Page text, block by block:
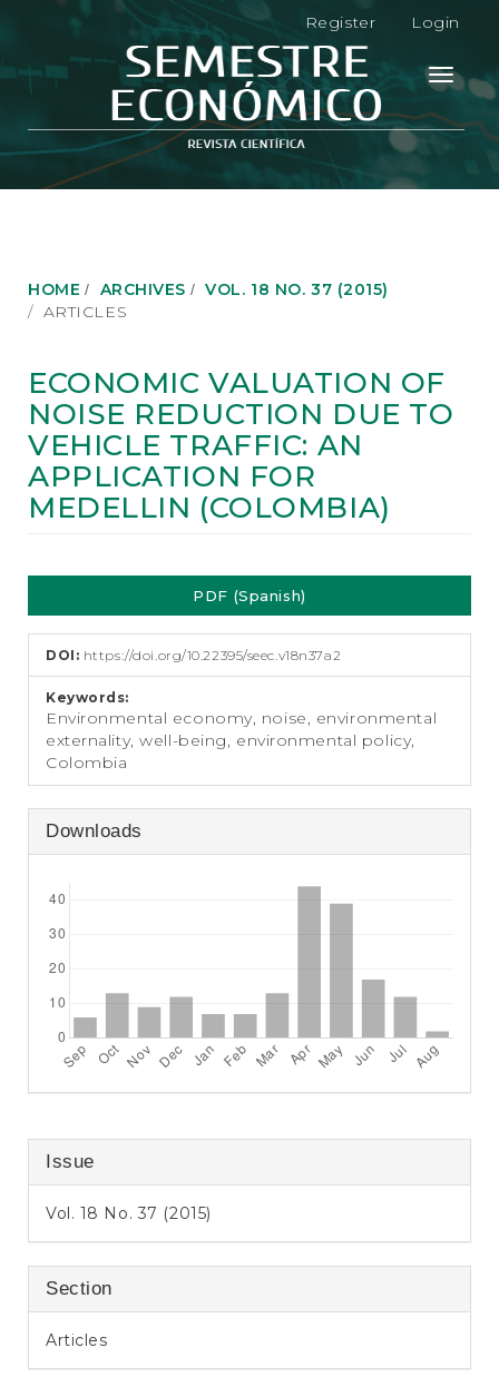
g
n
M
n
C
o
n
t
e
n
d
e
a
Register Login
Toggle
HOME ARCHIVES
VOL. 18 NO. 37 (2015)
ARTICLES
ECONOMIC VALUATION OF
NOISE REDUCTION DUE TO
VEHICLE TRAFFIC: AN
APPLICATION FOR
MEDELLIN (COLOMBIA)
Article
Sidebar
PDF (Spanish)
DOI: https://doi.org/10.22395/seec.v18n37a2
Keywords:
Environmental economy, noise, environmental
externality, well-being, environmental policy,
Colombia
Downloads
Issue
Vol. 18 No. 37 (2015)
Section
Articles